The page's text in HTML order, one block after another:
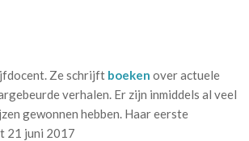
Ze schrijft boeken over actuele
verhalen. Er zijn inmiddels al veel
gewonnen hebben. Haar eerste
21 juni 2017